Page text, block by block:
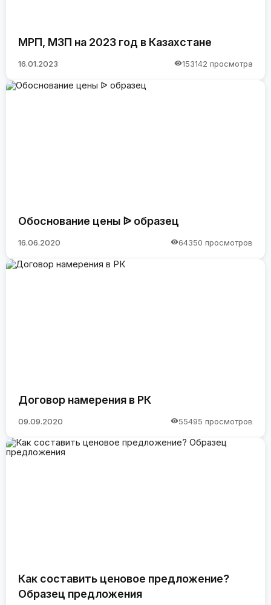
МРП, МЗП на 2023 год в Казахстане
16.01.2023 153142 просмотра
Обоснование цены ᐉ образец
16.06.2020 64350 просмотров
Договор намерения в РК
09.09.2020 55495 просмотров
Как составить ценовое предложение?
Образец предложения